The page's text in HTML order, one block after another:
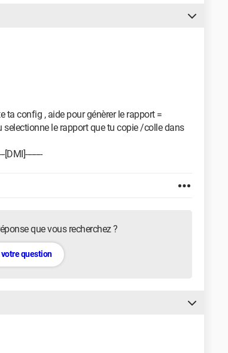
ta config , aide pour génèrer le rapport =
selectionne le rapport que tu copie /colle dans
que vous recherchez ?
votre question